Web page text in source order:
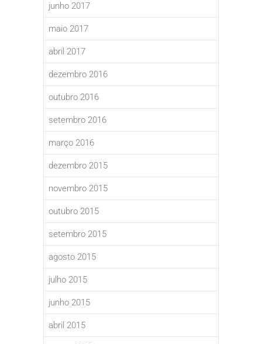
junho 2017
maio 2017
abril 2017
dezembro 2016
outubro 2016
setembro 2016
março 2016
dezembro 2015
novembro 2015
outubro 2015
setembro 2015
agosto 2015
julho 2015
junho 2015
abril 2015